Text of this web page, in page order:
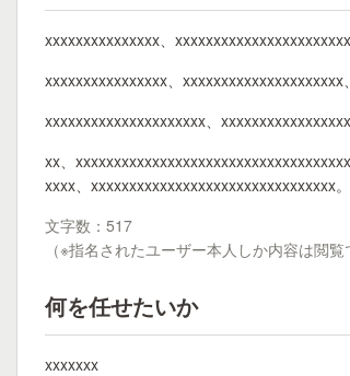
xxxxxxxxxxxxxxx、
xxxxxxxxxxxxxxxx、
xxxxxxxxxxxxxxxxxxxxx、
xx、
xxxx、xxxxxxxxxxxxxxxxxxxxxxxxxxxxxxxx。
文字数：517
（※指名されたユーザー本人しか内容は閲覧
何を任せたいか
xxxxxxx